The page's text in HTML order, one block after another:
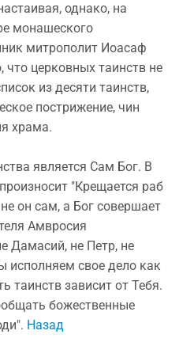
однако, на
монашеского
митрополит Иоасаф
церковных таинств не
из десяти таинств,
пострижение, чин
храма.
является Сам Бог. В
"Крещается раб
он сам, а Бог совершает
Амвросия
Дамасий, не Петр, не
исполняем свое дело как
таинств зависит от Тебя.
божественные
Назад